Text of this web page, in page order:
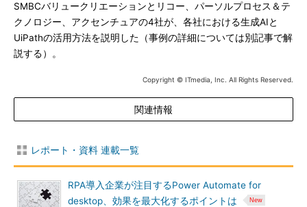
SMBCバリュークリエーションとリコー、パーソルプロセス＆テ
クノロジー、アクセンチュアの4社が、各社における生成AIと
UiPathの活用方法を説明した（事例の詳細については別記事で解
説する）。
Copyright © ITmedia, Inc. All Rights Reserved.
関連情報
レポート・資料 連載一覧
RPA導入企業が注目するPower Automate for
desktop、効果を最大化するポイントは